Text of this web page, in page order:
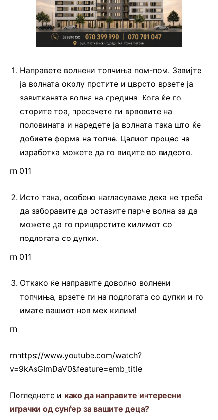
Направете волнени топчиња пом-пом. Завијте
ја волната околу прстите и цврсто врзете ја
завитканата волна на средина. Кога ќе го
сторите тоа, пресечете ги врвовите на
половината и наредете ја волната така што ќе
добиете форма на топче. Целиот процес на
изработка можете да го видите во видеото.
rn 011
Исто така, особено нагласуваме дека не треба
да заборавите да оставите парче волна за да
можете да го прицврстите килимот со
подлогата со дупки.
rn 011
Откако ќе направите доволно волнени
топчиња, врзете ги на подлогата со дупки и го
имате вашиот нов мек килим!
rn
rnhttps://www.youtube.com/watch?
v=9kAsGImDaV0&feature=emb_title
Погледнете и како да направите интересни
играчки од сунѓер за вашите деца?